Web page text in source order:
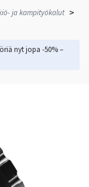
ja kampityökalut >
nyt jopa -50% –